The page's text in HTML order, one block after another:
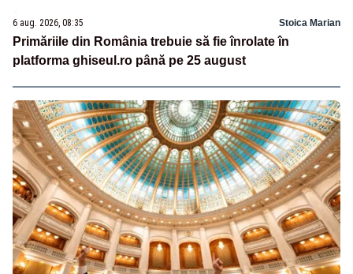
6 aug. 2026, 08:35 Stoica Marian
Primăriile din România trebuie să fie înrolate în
platforma ghiseul.ro până pe 25 august